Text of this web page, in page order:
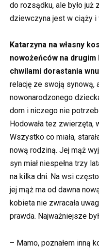
do rozsądku, ale było już
dziewczyna jest w ciąży
Katarzyna na własny
nowożeńców na drugim
chwilami dorastania
relację ze swoją synową,
nowonarodzonego
dom i niczego nie
Hodowała tez zwierzęta,
Wszystko co miała,
nową rodziną. Jej mąż
syn miał niespełna trzy
na kilka dni. Na wsi
jej mąż ma od dawna
kobieta nie zwracała
prawda. Najważniejsze
– Mamo, poznałem inną